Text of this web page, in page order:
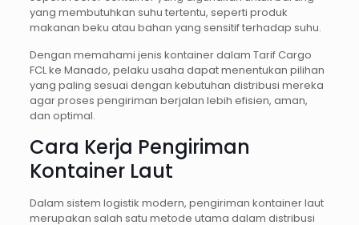
yang membutuhkan suhu tertentu, seperti produk
makanan beku atau bahan yang sensitif terhadap suhu.
Dengan memahami jenis kontainer dalam Tarif Cargo
FCL ke Manado, pelaku usaha dapat menentukan pilihan
yang paling sesuai dengan kebutuhan distribusi mereka
agar proses pengiriman berjalan lebih efisien, aman,
dan optimal.
Cara Kerja Pengiriman
Kontainer Laut
Dalam sistem logistik modern, pengiriman kontainer laut
merupakan salah satu metode utama dalam distribusi